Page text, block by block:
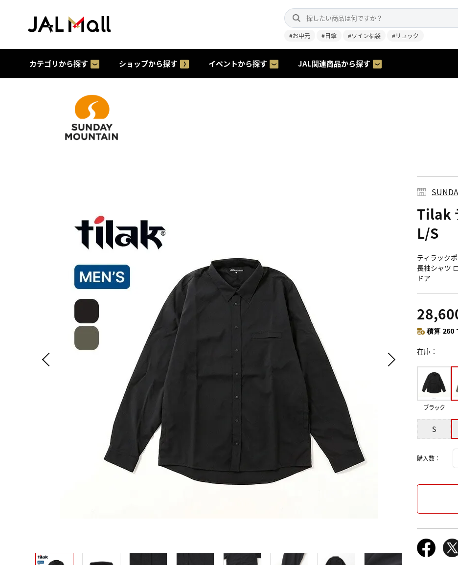
#お中元 #日傘 #ワイン福袋 #リュック
カテゴリから探す ショップから探す イベントから探す JAL関連商品から探す
Tilak
L/S
ティラック
長袖シャツ
ドア
積算 260
在庫
ブラック
S
購入数：